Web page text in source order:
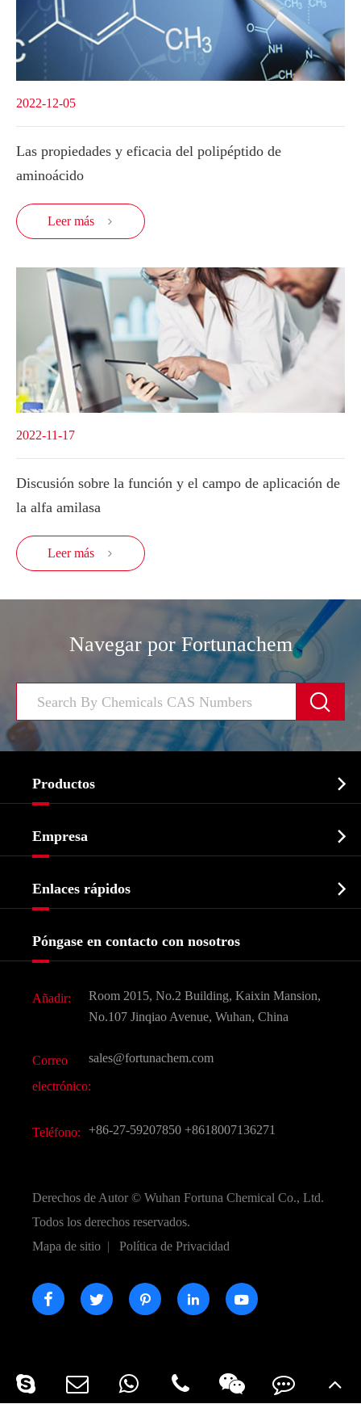
2022-12-05
Las propiedades y eficacia del polipéptido de
aminoácido
Leer más 
2022-11-17
Discusión sobre la función y el campo de aplicación de
la alfa amilasa
Leer más 
Navegar por Fortunachem

Productos 
Bioquímico
Agroquímicos e intermedios
Ingredientes Cosméticos
Sabores y fragancias
CAS químico
Todos los productos químicos finos
Empresa 
Historia de la empresa
Enlaces rápidos 
Preguntas frecuentes (FAQ)
Póngase en contacto con nosotros
Añadir:
Room 2015, No.2 Building, Kaixin Mansion,
No.107 Jinqiao Avenue, Wuhan, China
Correo
electrónico:
sales@fortunachem.com
Teléfono: +86-27-59207850 +8618007136271
Derechos de Autor © Wuhan Fortuna Chemical Co., Ltd.
Todos los derechos reservados.
Mapa de sitio | Política de Privacidad
    